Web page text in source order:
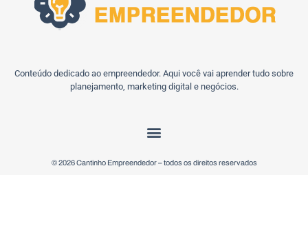
Conteúdo dedicado ao empreendedor. Aqui você vai aprender tudo sobre
planejamento, marketing digital e negócios.
© 2026 Cantinho Empreendedor – todos os direitos reservados